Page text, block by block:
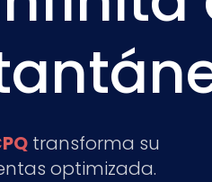
transforma su
optimizada.